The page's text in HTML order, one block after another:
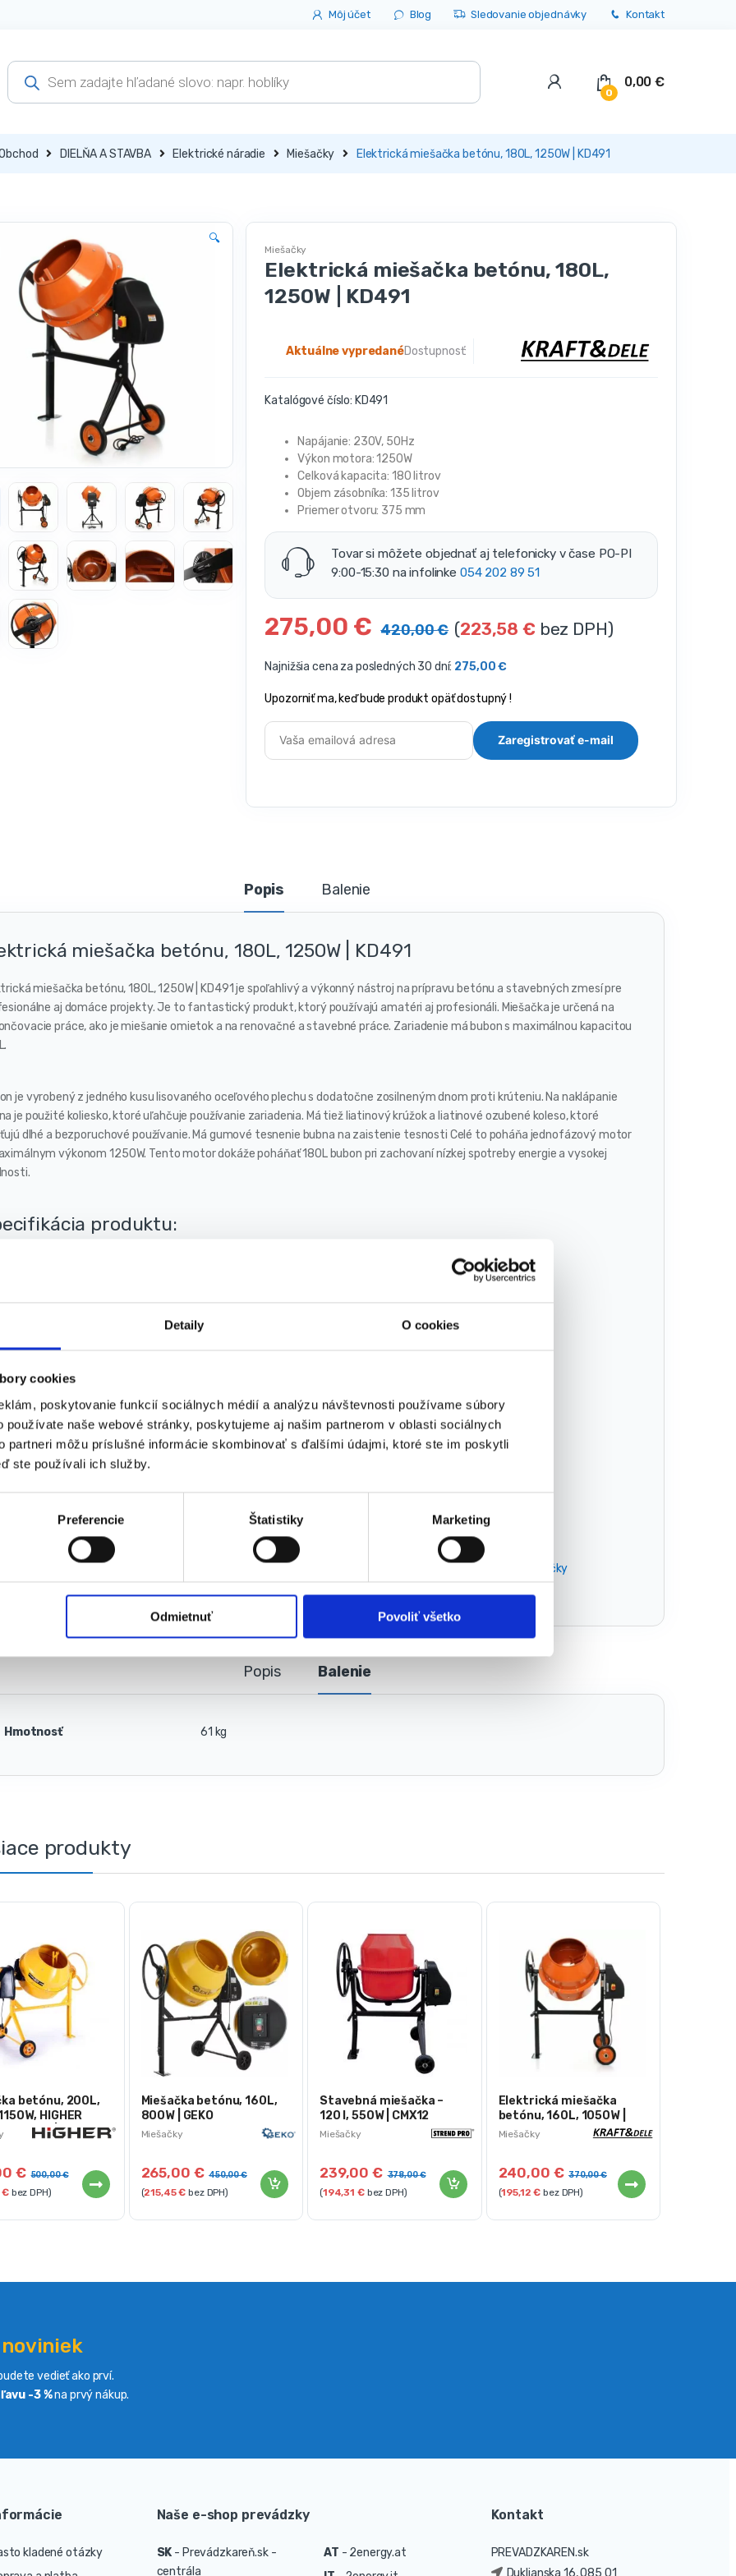
Detaily O cookies
cookies
poskytovanie funkcií sociálnych médií a analýzu návštevnosti používame súbory
používate naše webové stránky, poskytujeme aj našim partnerom v oblasti sociálnych
partneri môžu príslušné informácie skombinovať s ďalšími údajmi, ktoré ste im poskytli
ste používali ich služby.
Preferencie Štatistiky Marketing
Odmietnuť Povoliť všetko
Môj účet Blog Sledovanie objednávky Kontakt
Products
search
0
0,00€
DIELŇA A STAVBA Elektrické náradie Miešačky Elektrická miešačka betónu, 180L, 1250W | KD491
🔍
Miešačky
Elektrická miešačka betónu, 180L,
1250W | KD491
Dostupnosť:
Aktuálne vypredané
Katalógové číslo: KD491
Napájanie: 230V, 50Hz
Výkon motora: 1250W
Celková kapacita: 180 litrov
Objem zásobníka: 135 litrov
Priemer otvoru: 375 mm
Tovar si môžete objednať aj telefonicky v čase PO-PI
9:00-15:30 na infolinke 054 202 89 51
275,00 € 420,00€ (223,58 € bez DPH)
Najnižšia cena za posledných 30 dní: 275,00€
Upozorniť ma, keď bude produkt opäť dostupný !
Popis Balenie
miešačka betónu, 180L, 1250W | KD491
miešačka betónu, 180L, 1250W | KD491 je spoľahlivý a výkonný nástroj na prípravu betónu a stavebných zmesí pre
aj domáce projekty. Je to fantastický produkt, ktorý používajú amatéri aj profesionáli. Miešačka je určená na
práce, ako je miešanie omietok a na renovačné a stavebné práce. Zariadenie má bubon s maximálnou kapacitou
je vyrobený z jedného kusu lisovaného oceľového plechu s dodatočne zosilneným dnom proti krúteniu. Na naklápanie
je použité koliesko, ktoré uľahčuje používanie zariadenia. Má tiež liatinový krúžok a liatinové ozubené koleso, ktoré
dlhé a bezporuchové používanie. Má gumové tesnenie bubna na zaistenie tesnosti Celé to poháňa jednofázový motor
výkonom 1250W. Tento motor dokáže poháňať 180L bubon pri zachovaní nízkej spotreby energie a vysokej
produktu:
Celková kapacita: 180 litrov
Veľkosť kolies: 9″ x 1,75″
Vonkajšie rozmery: 126 x 850 x 140 cm
Hmotnosť: 62 kg
Značka: KRAFT&DELE
stavebné miešačky
Popis Balenie
Hmotnosť 61 kg
produkty
betónu, 200L,
HIGHER
| BC-
€ 500,00€
€bez DPH)
Miešačky
Miešačka betónu, 160L,
800W | GEKO
265,00 € 450,00€
(215,45€ bez DPH)
Miešačky
Stavebná miešačka –
120 l, 550W | CMX12
239,00€ 378,00€
(194,31 €bez DPH)
Miešačky
Elektrická miešačka
betónu, 160L, 1050W |
KD495
240,00 € 370,00€
(195,12€ bez DPH)
vedieť ako prví.
-3 %na prvý nákup.
kladené otázky
Naše e-shop prevádzky
SK - Prevádzkareň.sk -
centrála
AT - 2energy.at
Kontakt
PREVADZKAREN.sk